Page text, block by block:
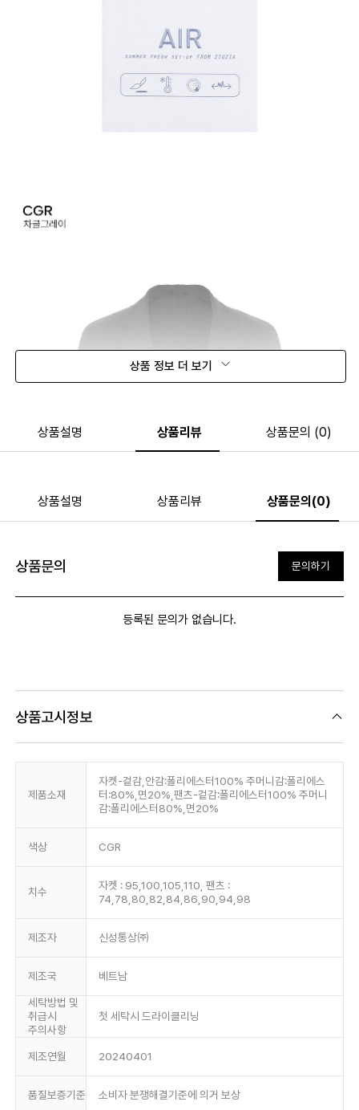
상품 정보 더 보기
상품설명 상품리뷰 상품문의 (0)
상품설명 상품리뷰 상품문의(0)
상품문의 문의하기
등록된 문의가 없습니다.
상품고시정보
제품소재
자켓-겉감,안감:폴리에스터100% 주머니감:폴리에스
터:80%,면20%,팬츠-겉감:폴리에스터100% 주머니
감:폴리에스터80%,면20%
색상 CGR
치수
자켓 : 95,100,105,110, 팬츠 :
74,78,80,82,84,86,90,94,98
제조자 신성통상㈜
제조국 베트남
세탁방법 및
취급시
주의사항
첫 세탁시 드라이클리닝
제조연월 20240401
품질보증기준 소비자 분쟁해결기준에 의거 보상